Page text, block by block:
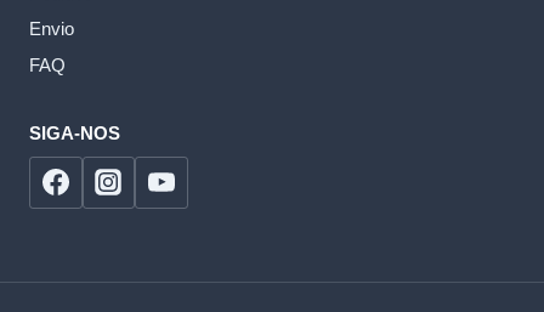
Envio
FAQ
SIGA-NOS